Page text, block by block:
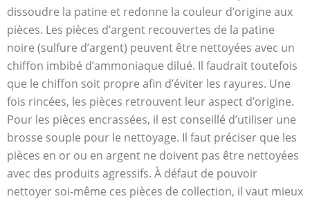
dissoudre la patine et redonne la couleur d’origine aux
pièces. Les pièces d’argent recouvertes de la patine
noire (sulfure d’argent) peuvent être nettoyées avec un
chiffon imbibé d’ammoniaque dilué. Il faudrait toutefois
que le chiffon soit propre afin d’éviter les rayures. Une
fois rincées, les pièces retrouvent leur aspect d’origine.
Pour les pièces encrassées, il est conseillé d’utiliser une
brosse souple pour le nettoyage. Il faut préciser que les
pièces en or ou en argent ne doivent pas être nettoyées
avec des produits agressifs. À défaut de pouvoir
nettoyer soi-même ces pièces de collection, il vaut mieux